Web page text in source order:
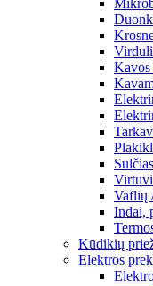
Kavos
Vaflių
Indai,
Kūdikių
Elektros